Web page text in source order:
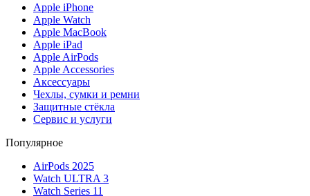
Apple iPhone
Apple Watch
Apple MacBook
Apple iPad
Apple AirPods
Apple Accessories
Аксессуары
Чехлы, сумки и ремни
Защитные стёкла
Сервис и услуги
Популярное
AirPods 2025
Watch ULTRA 3
Watch Series 11